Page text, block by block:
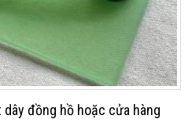
đồng hồ hoặc cửa hàng